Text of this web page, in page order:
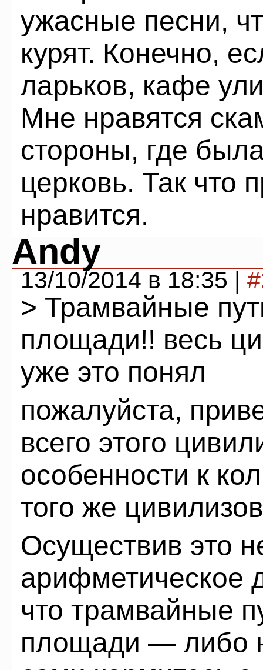
ужасные песни,
курят. Конечно,
ларьков, кафе
Мне нравятся
стороны, где
церковь. Так что
нравится.
Andy
13/10/2014 в 18:35 |
> Трамвайные
площади!! весь
уже это понял
пожалуйста,
всего этого
особенности к
того же
Осуществив это
арифметическое
что трамвайные
площади — либо